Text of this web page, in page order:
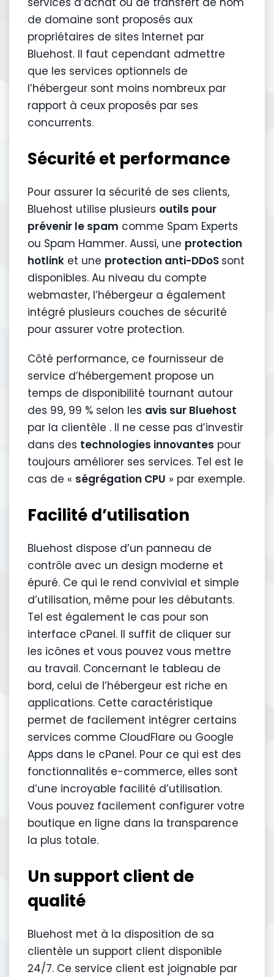
de domaine sont proposés aux
propriétaires de sites Internet par
Bluehost. Il faut cependant admettre
que les services optionnels de
l’hébergeur sont moins nombreux par
rapport à ceux proposés par ses
concurrents.
Sécurité et performance
Pour assurer la sécurité de ses clients,
Bluehost utilise plusieurs outils pour
prévenir le spam comme Spam Experts
ou Spam Hammer. Aussi, une protection
hotlink et une protection anti-DDoS sont
disponibles. Au niveau du compte
webmaster, l’hébergeur a également
intégré plusieurs couches de sécurité
pour assurer votre protection.
Côté performance, ce fournisseur de
service d’hébergement propose un
temps de disponibilité tournant autour
des 99, 99 % selon les avis sur Bluehost
par la clientèle . Il ne cesse pas d’investir
dans des technologies innovantes pour
toujours améliorer ses services. Tel est le
cas de « ségrégation CPU » par exemple.
Facilité d’utilisation
Bluehost dispose d’un panneau de
contrôle avec un design moderne et
épuré. Ce qui le rend convivial et simple
d’utilisation, même pour les débutants.
Tel est également le cas pour son
interface cPanel. Il suffit de cliquer sur
les icônes et vous pouvez vous mettre
au travail. Concernant le tableau de
bord, celui de l’hébergeur est riche en
applications. Cette caractéristique
permet de facilement intégrer certains
services comme CloudFlare ou Google
Apps dans le cPanel. Pour ce qui est des
fonctionnalités e-commerce, elles sont
d’une incroyable facilité d’utilisation.
Vous pouvez facilement configurer votre
boutique en ligne dans la transparence
la plus totale.
Un support client de
qualité
Bluehost met à la disposition de sa
clientèle un support client disponible
24/7. Ce service client est joignable par